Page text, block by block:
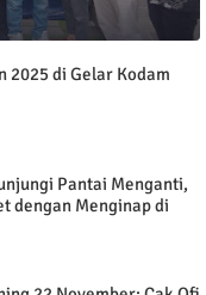
2025 di Gelar Kodam
Pantai Menganti,
dengan Menginap di